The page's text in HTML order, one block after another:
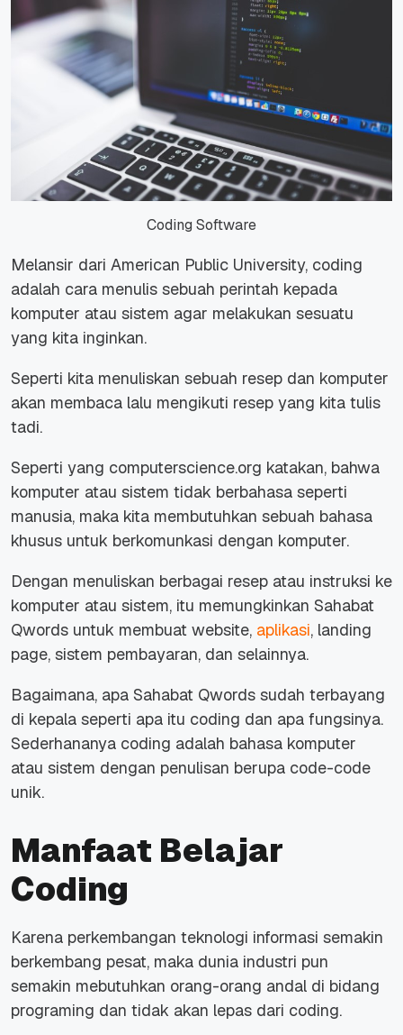
Coding Software
Melansir dari American Public University, coding
adalah cara menulis sebuah perintah kepada
komputer atau sistem agar melakukan sesuatu
yang kita inginkan.
Seperti kita menuliskan sebuah resep dan komputer
akan membaca lalu mengikuti resep yang kita tulis
tadi.
Seperti yang computerscience.org katakan, bahwa
komputer atau sistem tidak berbahasa seperti
manusia, maka kita membutuhkan sebuah bahasa
khusus untuk berkomunkasi dengan komputer.
Dengan menuliskan berbagai resep atau instruksi ke
komputer atau sistem, itu memungkinkan Sahabat
Qwords untuk membuat website, aplikasi, landing
page, sistem pembayaran, dan selainnya.
Bagaimana, apa Sahabat Qwords sudah terbayang
di kepala seperti apa itu coding dan apa fungsinya.
Sederhananya coding adalah bahasa komputer
atau sistem dengan penulisan berupa code-code
unik.
Manfaat Belajar
Coding
Karena perkembangan teknologi informasi semakin
berkembang pesat, maka dunia industri pun
semakin mebutuhkan orang-orang andal di bidang
programing dan tidak akan lepas dari coding.